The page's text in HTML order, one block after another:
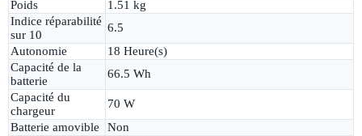
Poids
1.51 kg
Indice réparabilité
sur 10
6.5
Autonomie
18 Heure(s)
Capacité de la
batterie
66.5 Wh
Capacité du
chargeur
70 W
Batterie amovible
Non